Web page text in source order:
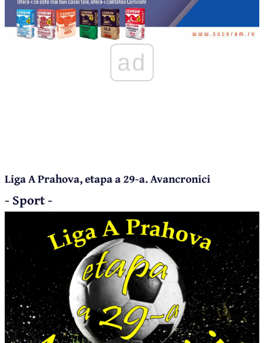
ad
Liga A Prahova, etapa a 29-a. Avancronici
- Sport -